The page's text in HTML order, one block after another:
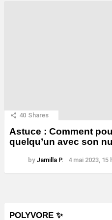
40 Shares
Astuce : Comment
quelqu’un avec son
by Jamilla P. 4 mai 2023, 15
POLYVORE ✨